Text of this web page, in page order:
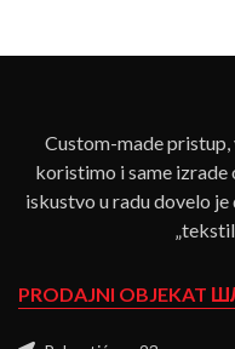
Custom-made
koristimo i same izrade
iskustvo u radu dovelo
PRODAJNI OBJEKAT